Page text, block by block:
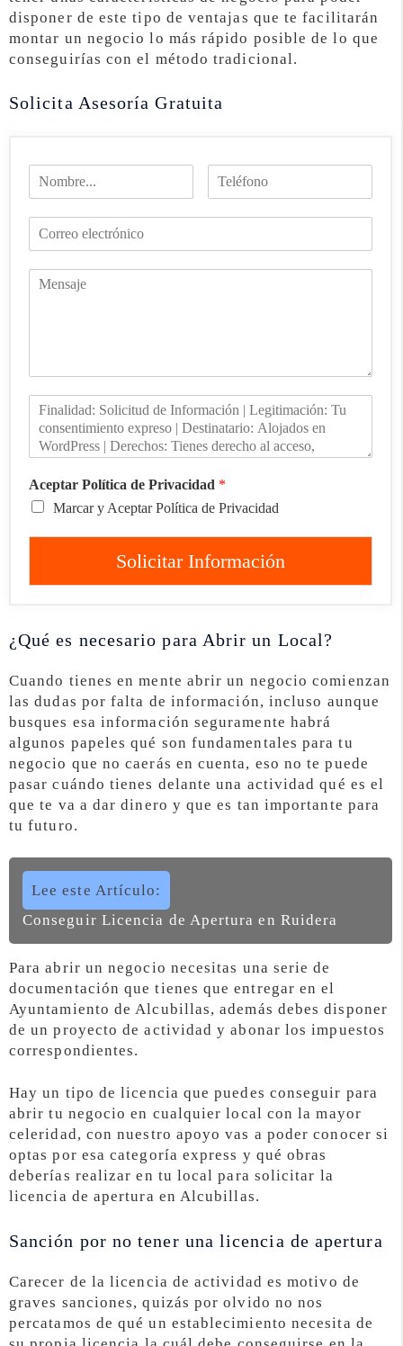
disponer de este tipo de ventajas que te facilitarán
montar un negocio lo más rápido posible de lo que
conseguirías con el método tradicional.
Solicita Asesoría Gratuita
Aceptar Política de Privacidad *
Marcar y Aceptar Política de Privacidad
Solicitar Información
¿Qué es necesario para Abrir un Local?
Cuando tienes en mente abrir un negocio comienzan
las dudas por falta de información, incluso aunque
busques esa información seguramente habrá
algunos papeles qué son fundamentales para tu
negocio que no caerás en cuenta, eso no te puede
pasar cuándo tienes delante una actividad qué es el
que te va a dar dinero y que es tan importante para
tu futuro.
Lee este Artículo:
Conseguir Licencia de Apertura en Ruidera
Para abrir un negocio necesitas una serie de
documentación que tienes que entregar en el
Ayuntamiento de Alcubillas, además debes disponer
de un proyecto de actividad y abonar los impuestos
correspondientes.
Hay un tipo de licencia que puedes conseguir para
abrir tu negocio en cualquier local con la mayor
celeridad, con nuestro apoyo vas a poder conocer si
optas por esa categoría express y qué obras
deberías realizar en tu local para solicitar la
licencia de apertura en Alcubillas.
Sanción por no tener una licencia de apertura
Carecer de la licencia de actividad es motivo de
graves sanciones, quizás por olvido no nos
percatamos de qué un establecimiento necesita de